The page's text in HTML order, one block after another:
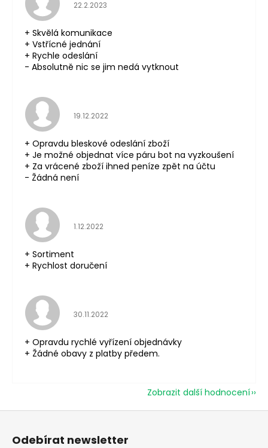
22.2.2023
+ Skvělá komunikace
+ Vstřícné jednání
+ Rychle odeslání
- Absolutně nic se jim nedá vytknout
Hodnocení obchodu je 5 z 5 hvězdiček.
19.12.2022
+ Opravdu bleskové odeslání zboží
+ Je možné objednat více páru bot na vyzkoušení
+ Za vrácené zboží ihned peníze zpět na účtu
- Žádná není
Hodnocení obchodu je 5 z 5 hvězdiček.
1.12.2022
+ Sortiment
+ Rychlost doručení
Hodnocení obchodu je 5 z 5 hvězdiček.
30.11.2022
+ Opravdu rychlé vyřízení objednávky
+ Žádné obavy z platby předem.
Zobrazit další hodnocení
Z
Odebírat newsletter